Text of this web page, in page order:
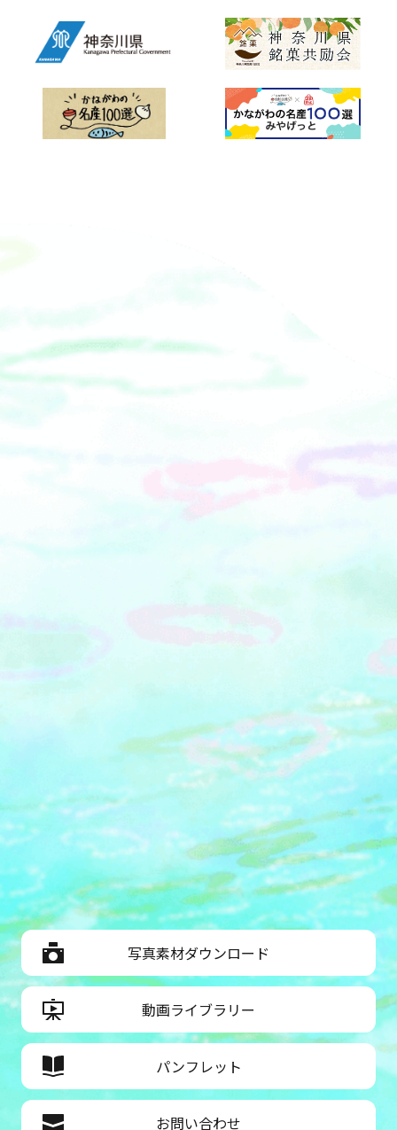
写真素材ダウンロード
動画ライブラリー
パンフレット
お問い合わせ